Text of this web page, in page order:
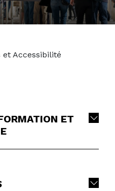
et Accessibilité
ET